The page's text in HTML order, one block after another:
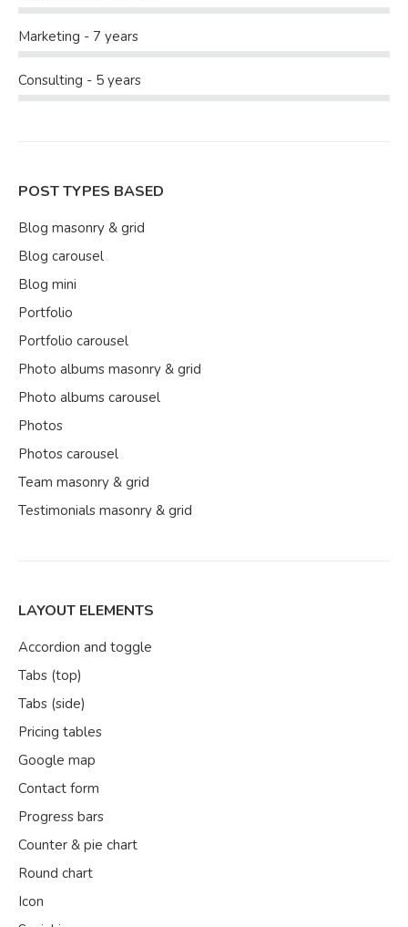
Marketing - 7 years
Consulting - 5 years
POST TYPES BASED
Blog masonry & grid
Blog carousel
Blog mini
Portfolio
Portfolio carousel
Photo albums masonry & grid
Photo albums carousel
Photos
Photos carousel
Team masonry & grid
Testimonials masonry & grid
LAYOUT ELEMENTS
Accordion and toggle
Tabs (top)
Tabs (side)
Pricing tables
Google map
Contact form
Progress bars
Counter & pie chart
Round chart
Icon